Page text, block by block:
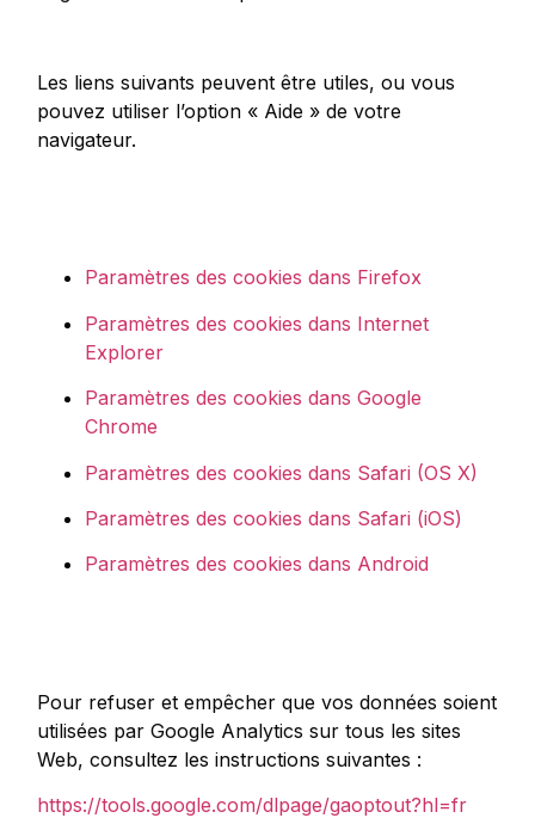
Les liens suivants peuvent être utiles, ou vous
pouvez utiliser l’option « Aide » de votre
navigateur.
Paramètres des cookies dans Firefox
Paramètres des cookies dans Internet
Explorer
Paramètres des cookies dans Google
Chrome
Paramètres des cookies dans Safari (OS X)
Paramètres des cookies dans Safari (iOS)
Paramètres des cookies dans Android
Pour refuser et empêcher que vos données soient
utilisées par Google Analytics sur tous les sites
Web, consultez les instructions suivantes :
https://tools.google.com/dlpage/gaoptout?hl=fr